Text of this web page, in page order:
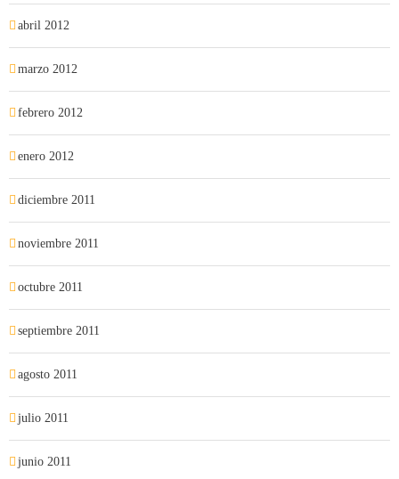
abril 2012
marzo 2012
febrero 2012
enero 2012
diciembre 2011
noviembre 2011
octubre 2011
septiembre 2011
agosto 2011
julio 2011
junio 2011